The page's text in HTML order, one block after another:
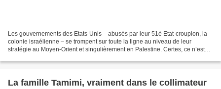
Les gouvernements des Etats-Unis – abusés par leur 51è Etat-croupion, la
colonie israélienne – se trompent sur toute la ligne au niveau de leur
stratégie au Moyen-Orient et singulièrement en Palestine. Certes, ce n’est
La famille Tamimi, vraiment dans le collimateur